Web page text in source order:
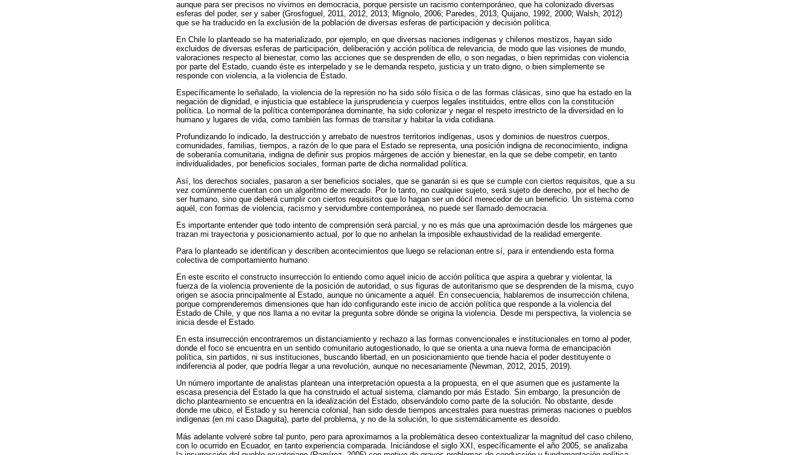
aunque para ser precisos no vivimos en democracia, porque persiste un racismo contemporáneo, que ha colonizado diversas
esferas del poder, ser y saber (Grosfoguel, 2011, 2012, 2013; Mignolo, 2006; Paredes, 2013; Quijano, 1992, 2000; Walsh, 2012)
que se ha traducido en la exclusión de la población de diversas esferas de participación y decisión política.
En Chile lo planteado se ha materializado, por ejemplo, en que diversas naciones indígenas y chilenos mestizos, hayan sido
excluidos de diversas esferas de participación, deliberación y acción política de relevancia, de modo que las visiones de mundo,
valoraciones respecto al bienestar, como las acciones que se desprenden de ello, o son negadas, o bien reprimidas con violencia
por parte del Estado, cuando éste es interpelado y se le demanda respeto, justicia y un trato digno, o bien simplemente se
responde con violencia, a la violencia de Estado.
Específicamente lo señalado, la violencia de la represión no ha sido sólo física o de las formas clásicas, sino que ha estado en la
negación de dignidad, e injusticia que establece la jurisprudencia y cuerpos legales instituidos, entre ellos con la constitución
política. Lo normal de la política contemporánea dominante, ha sido colonizar y negar el respeto irrestricto de la diversidad en lo
humano y lugares de vida, como también las formas de transitar y habitar la vida cotidiana.
Profundizando lo indicado, la destrucción y arrebato de nuestros territorios indígenas, usos y dominios de nuestros cuerpos,
comunidades, familias, tiempos, a razón de lo que para el Estado se representa, una posición indigna de reconocimiento, indigna
de soberanía comunitaria, indigna de definir sus propios márgenes de acción y bienestar, en la que se debe competir, en tanto
individualidades, por beneficios sociales, forman parte de dicha normalidad política.
Así, los derechos sociales, pasaron a ser beneficios sociales, que se ganarán si es que se cumple con ciertos requisitos, que a su
vez comúnmente cuentan con un algoritmo de mercado. Por lo tanto, no cualquier sujeto, será sujeto de derecho, por el hecho de
ser humano, sino que deberá cumplir con ciertos requisitos que lo hagan ser un dócil merecedor de un beneficio. Un sistema como
aquél, con formas de violencia, racismo y servidumbre contemporánea, no puede ser llamado democracia.
Es importante entender que todo intento de comprensión será parcial, y no es más que una aproximación desde los márgenes que
trazan mi trayectoria y posicionamiento actual, por lo que no anhelan la imposible exhaustividad de la realidad emergente.
Para lo planteado se identifican y describen acontecimientos que luego se relacionan entre sí, para ir entendiendo esta forma
colectiva de comportamiento humano.
En este escrito el constructo insurrección lo entiendo como aquel inicio de acción política que aspira a quebrar y violentar, la
fuerza de la violencia proveniente de la posición de autoridad, o sus figuras de autoritarismo que se desprenden de la misma, cuyo
origen se asocia principalmente al Estado, aunque no únicamente a aquél. En consecuencia, hablaremos de insurrección chilena,
porque comprenderemos dimensiones que han ido configurando este inicio de acción política que responde a la violencia del
Estado de Chile, y que nos llama a no evitar la pregunta sobre dónde se origina la violencia. Desde mi perspectiva, la violencia se
inicia desde el Estado.
En esta insurrección encontraremos un distanciamiento y rechazo a las formas convencionales e institucionales en torno al poder,
donde el foco se encuentra en un sentido comunitario autogestionado, lo que se orienta a una nueva forma de emancipación
política, sin partidos, ni sus instituciones, buscando libertad, en un posicionamiento que tiende hacia el poder destituyente o
indiferencia al poder, que podría llegar a una revolución, aunque no necesariamente (Newman, 2012, 2015, 2019).
Un número importante de analistas plantean una interpretación opuesta a la propuesta, en el que asumen que es justamente la
escasa presencia del Estado la que ha construido el actual sistema, clamando por más Estado. Sin embargo, la presunción de
dicho planteamiento se encuentra en la idealización del Estado, observándolo como parte de la solución. No obstante, desde
donde me ubico, el Estado y su herencia colonial, han sido desde tiempos ancestrales para nuestras primeras naciones o pueblos
indígenas (en mi caso Diaguita), parte del problema, y no de la solución, lo que sistemáticamente es desoído.
Más adelante volveré sobre tal punto, pero para aproximarnos a la problemática deseo contextualizar la magnitud del caso chileno,
con lo ocurrido en Ecuador, en tanto experiencia comparada. Iniciándose el siglo XXI, específicamente el año 2005, se analizaba